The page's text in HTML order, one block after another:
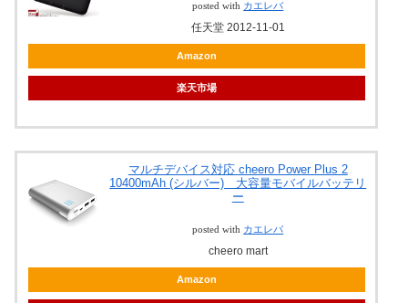
posted with カエレバ
任天堂 2012-11-01
Amazon
楽天市場
マルチデバイス対応 cheero Power Plus 2
10400mAh (シルバー) 大容量モバイルバッテリ
ー
posted with カエレバ
cheero mart
Amazon